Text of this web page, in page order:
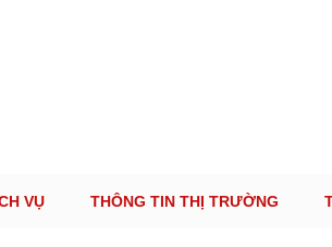
VỤ THÔNG TIN THỊ TRƯỜNG